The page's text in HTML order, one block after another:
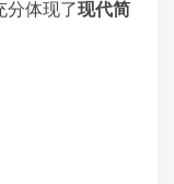
分体现了现代简